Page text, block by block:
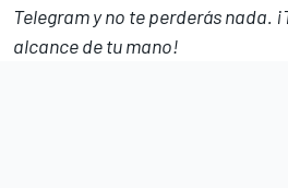
Telegramy no te perderás nada.
alcance de tu mano!